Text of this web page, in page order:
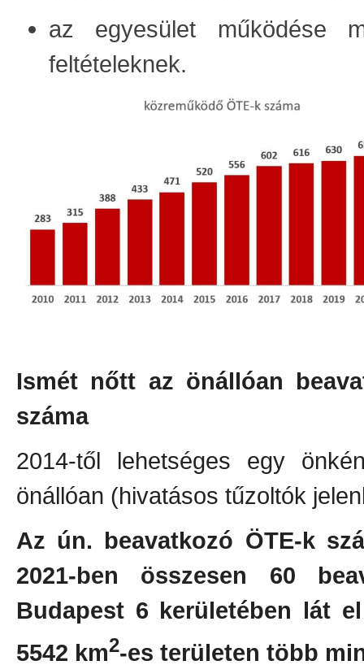
az egyesület működése
feltételeknek.
Ismét nőtt az önállóan
száma
2014-től lehetséges egy
önállóan (hivatásos tűzoltók
Az ún. beavatkozó ÖTE-k
2021-ben összesen 60
Budapest 6 kerületében lát
5542 km2-es területen több